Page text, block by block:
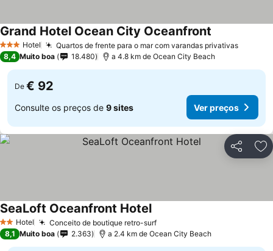
3 EstrelasHotel Quartos de frente para o mar com varandas privativasVer
Grand Hotel Ocean City Oceanfront
8,4 Muito boa 18.480 a 4.8 km de Ocean City Beach
De € 92
Consulte os preços de 9 sites Ver preços
Partilhar
2 Estrelas
Hotel Conceito de boutique retro-surfVer preços
SeaLoft Oceanfront HotelVer preços
8,1 Muito boa 2.363 a 2.4 km de Ocean City Beach